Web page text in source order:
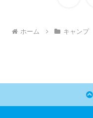
ホーム キャンプ